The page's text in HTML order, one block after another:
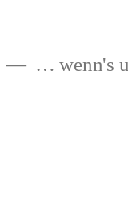
… wenn's